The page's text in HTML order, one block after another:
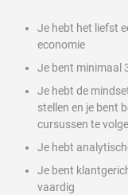
Je hebt het liefst
economie
Je bent minimaal
Je hebt de
stellen en je bent
cursussen te
Je hebt
Je bent
vaardig